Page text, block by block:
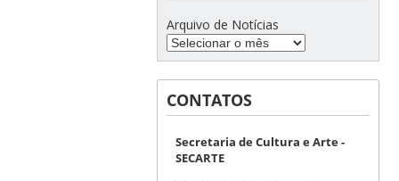
Arquivo de Notícias
CONTATOS
Secretaria de Cultura e Arte -
SECARTE